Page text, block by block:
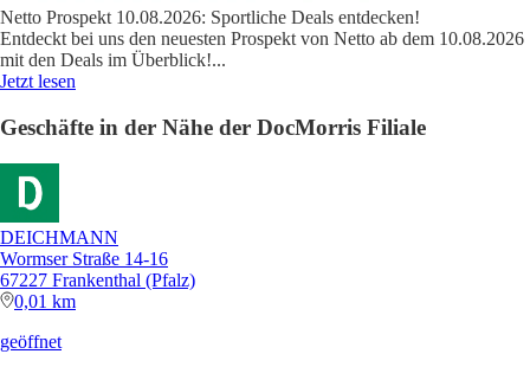
Netto Prospekt 10.08.2026: Sportliche Deals entdecken!
Entdeckt bei uns den neuesten Prospekt von Netto ab dem 10.08.2026
mit den Deals im Überblick!...
Jetzt lesen
Geschäfte in der Nähe der DocMorris Filiale
DEICHMANN
Wormser Straße 14-16
67227 Frankenthal (Pfalz)
0,01 km
geöffnet